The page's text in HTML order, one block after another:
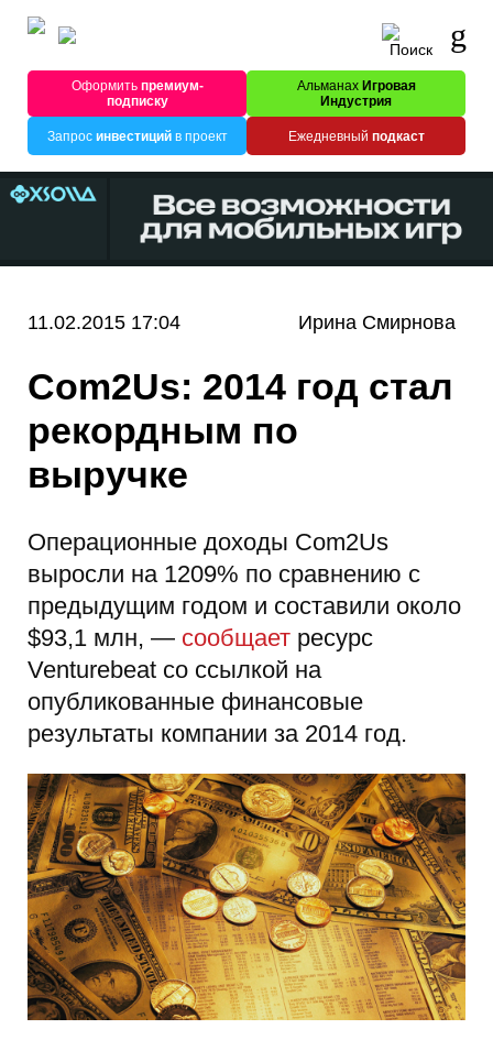
Оформитьпремиум-
подписку
Альманах Игровая
Индустрия
Запрос инвестицийв проект Ежедневный подкаст
11.02.2015 17:04 Ирина Смирнова
Com2Us: 2014 год стал
рекордным по
выручке
Операционные доходы Com2Us
выросли на 1209% по сравнению с
предыдущим годом и составили около
$93,1 млн, — сообщает ресурс
Venturebeat со ссылкой на
опубликованные финансовые
результаты компании за 2014 год.